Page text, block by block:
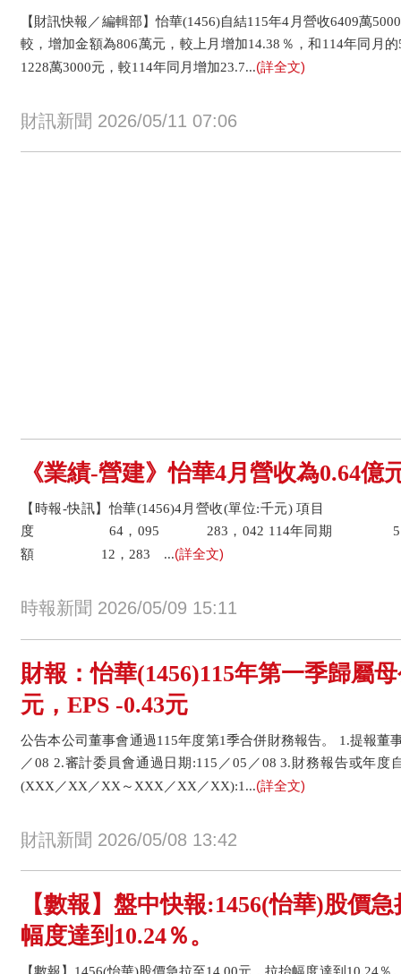
【財訊快報／編輯部】怡華(1456)自結115年4月營收6409萬
較，增加金額為806萬元，較上月增加14.38％，和114年同月
1228萬3000元，較114年同月增加23.7...(詳全文)
財訊新聞 2026/05/11 07:06
《業績-營建》怡華4月營收為0.64億
【時報-快訊】怡華(1456)4月營收(單位:千元) 項
度 64，095 283，042 114年同期 51，
額 12，283 ...(詳全文)
時報新聞 2026/05/09 15:11
財報：怡華(1456)115年第一季歸屬
元，EPS -0.43元
公告本公司董事會通過115年度第1季合併財務報告。 1.提報董
／08 2.審計委員會通過日期:115／05／08 3.財務報告或年度
(XXX／XX／XX～XXX／XX／XX):1...(詳全文)
財訊新聞 2026/05/08 13:42
【數報】盤中快報:1456(怡華)股價
幅度達到10.24％。